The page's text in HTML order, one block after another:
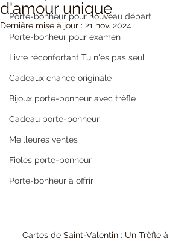
Porte-bonheur pour nouveau départ
Porte-bonheur pour examen
Livre réconfortant Tu n'es pas seul
Cadeaux chance originale
Bijoux porte-bonheur avec trèfle
Cadeau porte-bonheur
Meilleures ventes
Fioles porte-bonheur
Porte-bonheur à offrir
d'amour unique
Dernière mise à jour : 21 nov. 2024
Cartes de Saint-Valentin : Un Trèfle à